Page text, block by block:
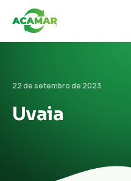
22 de setembro de 2023
Uvaia